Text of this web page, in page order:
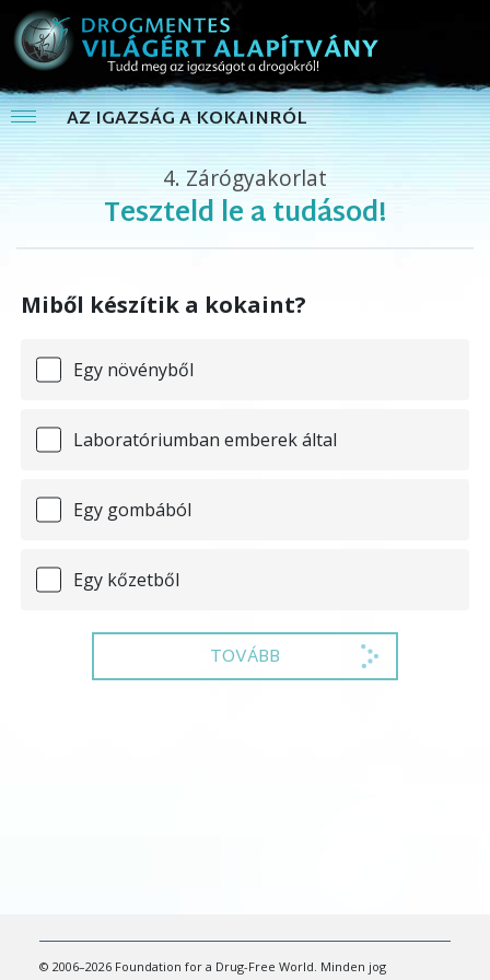
AZ IGAZSÁG A KOKAINRÓL
4. Zárógyakorlat
Teszteld le a tudásod!
Miből készítik a kokaint?
Egy növényből
Laboratóriumban emberek által
Egy gombából
Egy kőzetből
TOVÁBB
© 2006–2026 Foundation for a Drug-Free World. Minden jog